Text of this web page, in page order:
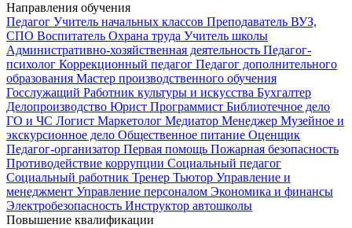
Направления обучения
Педагог Учитель начальных классов Преподаватель ВУЗ,
СПО Воспитатель Охрана труда Учитель школы
Административно-хозяйственная деятельность Педагог-
психолог Коррекционный педагог Педагог дополнительного
образования Мастер производственного обучения
Госслужащий Работник культуры и искусства Бухгалтер
Делопроизводство Юрист Программист Библиотечное дело
ГО и ЧС Логист Маркетолог Медиатор Менеджер Музейное и
экскурсионное дело Общественное питание Оценщик
Педагог-организатор Первая помощь Пожарная безопасность
Противодействие коррупции Социальный педагог
Социальный работник Тренер Тьютор Управление и
менеджмент Управление персоналом Экономика и финансы
Электробезопасность Инструктор автошколы
Повышение квалификации